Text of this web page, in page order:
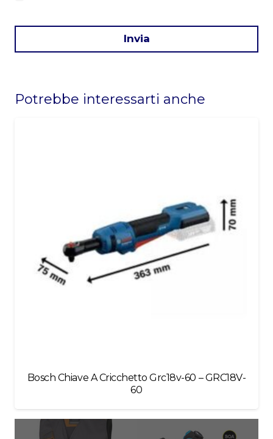
Invia
should
Potrebbe interessarti anche
Bosch Chiave A Cricchetto Grc18v-60 – GRC18V-
60